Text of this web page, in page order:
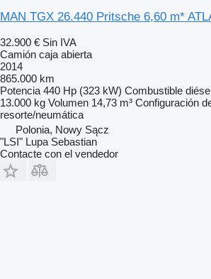
MAN TGX 26.440 Pritsche 6,60 m*
32.900 € Sin IVA
Camión caja abierta
2014
865.000 km
Potencia 440 Hp (323 kW) Combustible
13.000 kg Volumen 14,73 m³ Configuración
resorte/neumática
Polonia, Nowy Sącz
"LSI" Lupa Sebastian
Contacte con el vendedor